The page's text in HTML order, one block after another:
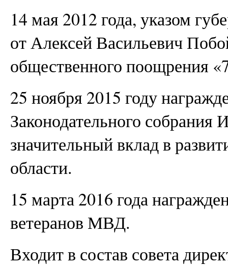
14 мая 2012 года, указом
от Алексей Васильевич
общественного поощрения
25 ноября 2015 году
Законодательного собрания
значительный вклад в
области.
15 марта 2016 года
ветеранов МВД.
Входит в состав совета